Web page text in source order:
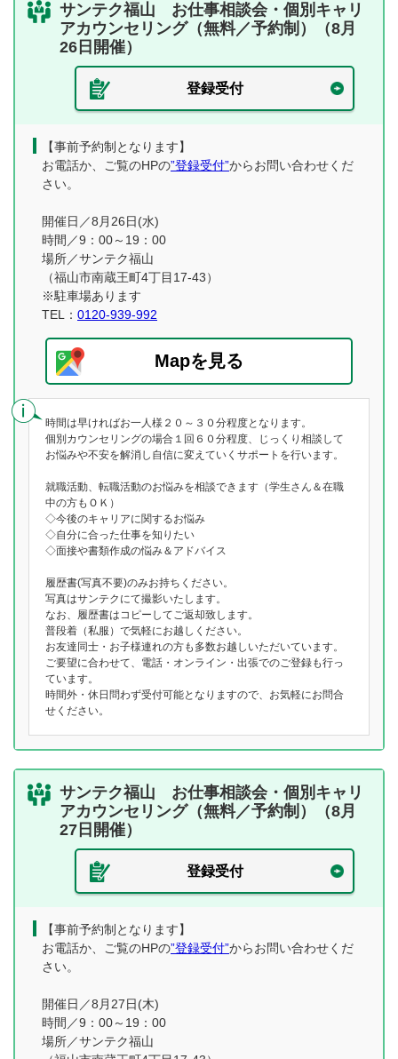
サンテク福山 お仕事相談会・個別キャリ
アカウンセリング（無料／予約制）（8月
26日開催）
登録受付
【事前予約制となります】
お電話か、ご覧のHPの”登録受付”からお問い合わせくだ
さい。
開催日／8月26日(水)
時間／9：00～19：00
場所／サンテク福山
（福山市南蔵王町4丁目17-43）
※駐車場あります
TEL： 0120-939-992
Mapを見る
時間は早ければお一人様２０～３０分程度となります。
個別カウンセリングの場合１回６０分程度、じっくり相談して
お悩みや不安を解消し自信に変えていくサポートを行います。
就職活動、転職活動のお悩みを相談できます（学生さん＆在職
中の方もＯＫ）
◇今後のキャリアに関するお悩み
◇自分に合った仕事を知りたい
◇面接や書類作成の悩み＆アドバイス
履歴書(写真不要)のみお持ちください。
写真はサンテクにて撮影いたします。
なお、履歴書はコピーしてご返却致します。
普段着（私服）で気軽にお越しください。
お友達同士・お子様連れの方も多数お越しいただいています。
ご要望に合わせて、電話・オンライン・出張でのご登録も行っ
ています。
時間外・休日問わず受付可能となりますので、お気軽にお問合
せください。
サンテク福山 お仕事相談会・個別キャリ
アカウンセリング（無料／予約制）（8月
27日開催）
登録受付
【事前予約制となります】
お電話か、ご覧のHPの”登録受付”からお問い合わせくだ
さい。
開催日／8月27日(木)
時間／9：00～19：00
場所／サンテク福山